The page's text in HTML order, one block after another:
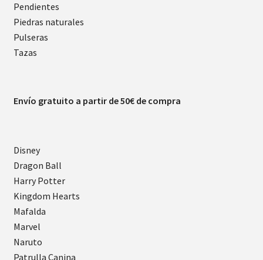
Pendientes
Piedras naturales
Pulseras
Tazas
Envío gratuito a partir de 50€ de compra
Disney
Dragon Ball
Harry Potter
Kingdom Hearts
Mafalda
Marvel
Naruto
Patrulla Canina